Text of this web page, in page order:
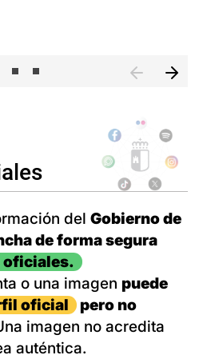
del Gobierno de
de forma segura
oficiales.
o una imagen puede
oficial
pero no
imagen no acredita
auténtica.